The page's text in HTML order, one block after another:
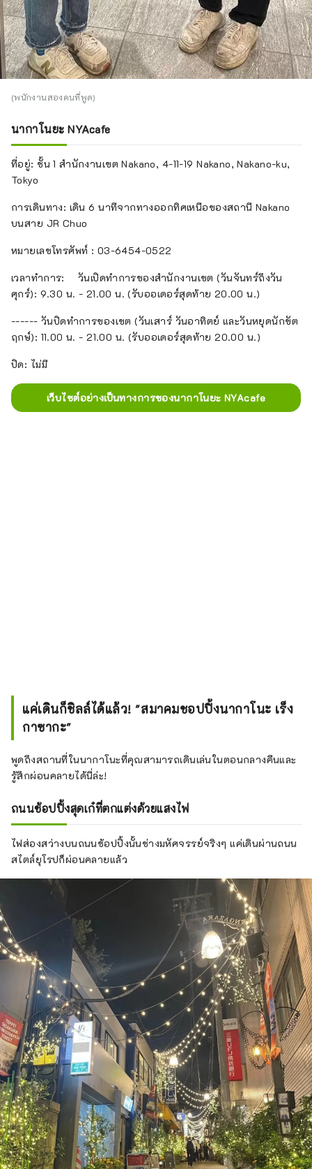
(พนักงานสองคนที่พูด)
นากาโนยะ NYAcafe
ที่อยู่: ชั้น 1 สำนักงานเขต Nakano, 4-11-19 Nakano, Nakano-ku,
Tokyo
การเดินทาง: เดิน 6 นาทีจากทางออกทิศเหนือของสถานี Nakano
บนสาย JR Chuo
หมายเลขโทรศัพท์ : 03-6454-0522
เวลาทำการ: ⠀ วันเปิดทำการของสำนักงานเขต (วันจันทร์ถึงวัน
ศุกร์): 9.30 น. - 21.00 น. (รับออเดอร์สุดท้าย 20.00 น.)
------ วันปิดทำการของเขต (วันเสาร์ วันอาทิตย์ และวันหยุดนักขัต
ฤกษ์): 11.00 น. - 21.00 น. (รับออเดอร์สุดท้าย 20.00 น.)
ปิด: ไม่มี
เว็บไซต์อย่างเป็นทางการของนากาโนยะ NYAcafe
แค่เดินก็ชิลล์ได้แล้ว! "สมาคมชอปปิ้งนากาโนะ เร็ง
กาซากะ"
พูดถึงสถานที่ในนากาโนะที่คุณสามารถเดินเล่นในตอนกลางคืนและ
รู้สึกผ่อนคลายได้นี่ล่ะ!
ถนนช้อปปิ้งสุดเก๋ที่ตกแต่งด้วยแสงไฟ
ไฟส่องสว่างบนถนนช้อปปิ้งนั้นช่างมหัศจรรย์จริงๆ แค่เดินผ่านถนน
สไตล์ยุโรปก็ผ่อนคลายแล้ว